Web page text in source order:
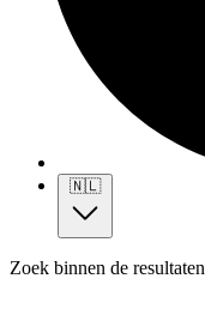
🇳🇱
Zoek binnen de resultaten